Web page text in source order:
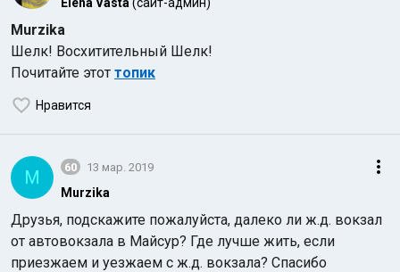
Murzika
Шелк! Восхитительный Шелк!
Почитайте этот топик
Нравится
M 60 13 мар. 2019
Murzika
Друзья, подскажите пожалуйста, далеко ли ж.д. вокзал
от автовокзала в Майсур? Где лучше жить, если
приезжаем и уезжаем с ж.д. вокзала? Спасибо